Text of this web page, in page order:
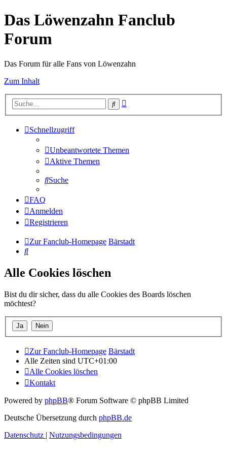
Das Löwenzahn Fanclub
Forum
Das Forum für alle Fans von Löwenzahn
Zum Inhalt
Suche
Schnellzugriff
Unbeantwortete Themen
Aktive Themen
Suche
FAQ
Anmelden
Registrieren
Zur Fanclub-Homepage Bärstadt
Suche
Alle Cookies löschen
Bist du dir sicher, dass du alle Cookies des Boards löschen
möchtest?
Zur Fanclub-Homepage Bärstadt
Alle Zeiten sind UTC+01:00
Alle Cookies löschen
Kontakt
Powered by phpBB® Forum Software © phpBB Limited
Deutsche Übersetzung durch phpBB.de
Datenschutz | Nutzungsbedingungen